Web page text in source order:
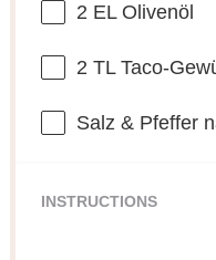
2 EL Olivenöl
2 TL Taco-
Salz & Pfeffer
INSTRUCTIONS